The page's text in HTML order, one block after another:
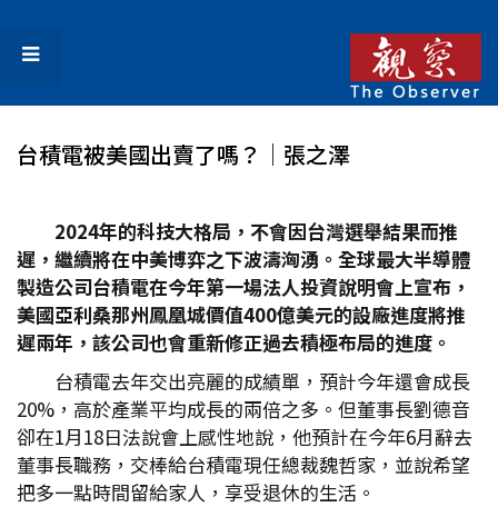
台積電被美國出賣了嗎？│張之澤
2024年的科技大格局，不會因台灣選舉結果而推
遲，繼續將在中美博弈之下波濤洶湧。全球最大半導體
製造公司台積電在今年第一場法人投資說明會上宣布，
美國亞利桑那州鳳凰城價值400億美元的設廠進度將推
遲兩年，該公司也會重新修正過去積極布局的進度。
台積電去年交出亮麗的成績單，預計今年還會成長
20%，高於產業平均成長的兩倍之多。但董事長劉德音
卻在1月18日法說會上感性地說，他預計在今年6月辭去
董事長職務，交棒給台積電現任總裁魏哲家，並說希望
把多一點時間留給家人，享受退休的生活。